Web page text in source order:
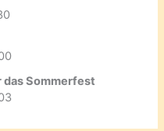
Sommerfest